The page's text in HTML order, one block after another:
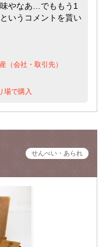
やなあ…でももう1
いうコメントを貰い
（会社・取引先）
場で購入
せんべい・あられ